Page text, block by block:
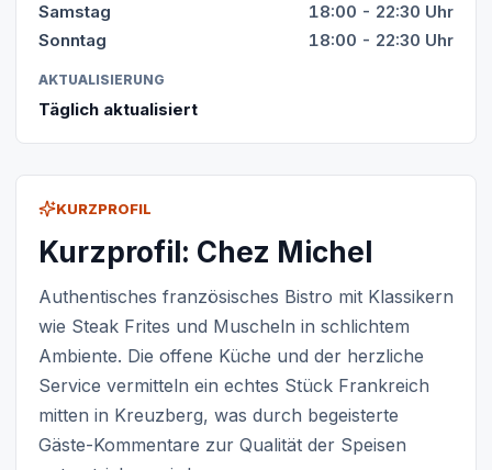
KURZPROFIL
Kurzprofil: Chez Michel
Authentisches französisches Bistro mit Klassikern
wie Steak Frites und Muscheln in schlichtem
Ambiente. Die offene Küche und der herzliche
Service vermitteln ein echtes Stück Frankreich
mitten in Kreuzberg, was durch begeisterte
Gäste-Kommentare zur Qualität der Speisen
Samstag
18:00 - 22:30 Uhr
Sonntag
18:00 - 22:30 Uhr
AKTUALISIERUNG
Täglich aktualisiert